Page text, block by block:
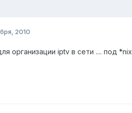
2010
организации iptv в сети .... под *nix